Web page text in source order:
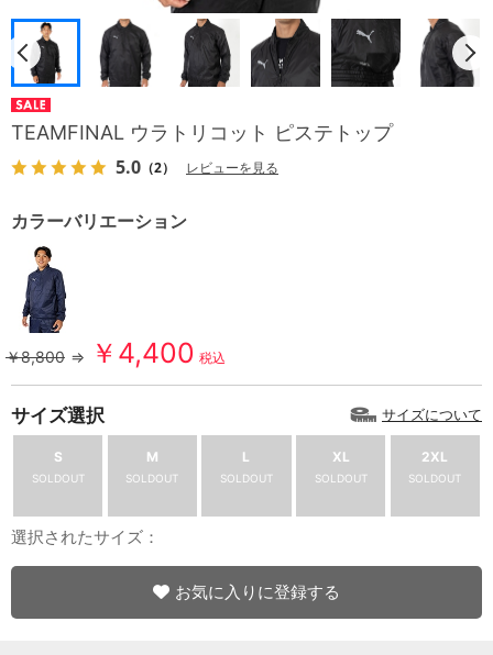
TEAMFINAL ウラトリコット ピステトップ
5.0 （2） レビューを見る
カラーバリエーション
￥8,800 ⇒ ￥4,400 税込
サイズ選択 サイズについて
S
SOLDOUT
M
SOLDOUT
L
SOLDOUT
XL
SOLDOUT
2XL
SOLDOUT
選択されたサイズ：
お気に入りに登録する